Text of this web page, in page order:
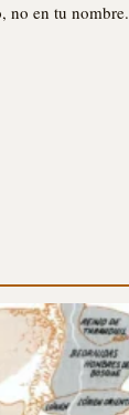
no en tu nombre.